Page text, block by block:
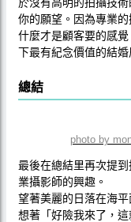
你的願望。因為專業
什麼才是顧客要的感
下最有紀念價值的結婚
總結
photo by
最後在總結里再次提
業攝影師的興趣。
望著美麗的日落在海
想著「好險我來了，